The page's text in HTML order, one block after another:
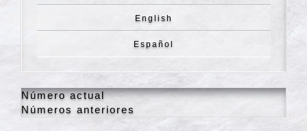
English
Español
Número actual
Números anteriores